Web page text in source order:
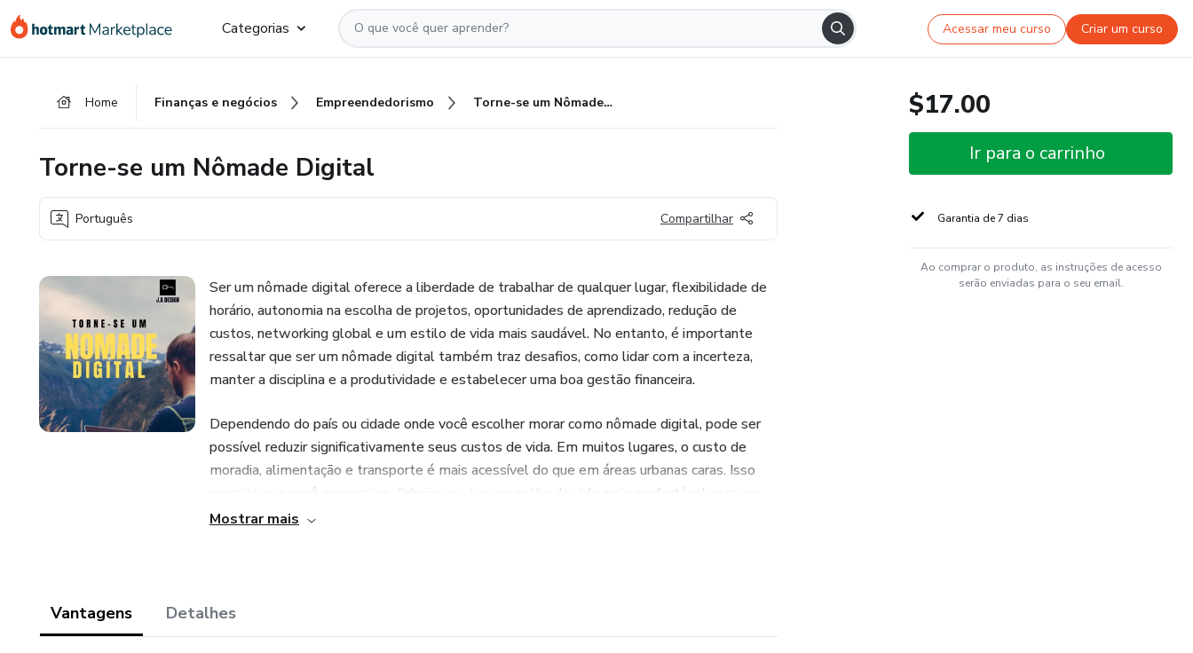
para
para
para
Categorias Acessar meu curso Criar um curso
Home Finanças e negócios Empreendedorismo Torne-se um Nômade Digital
Torne-se um Nômade Digital
Português Compartilhar
Ser um nômade digital oferece a liberdade de trabalhar de qualquer lugar, flexibilidade de
horário, autonomia na escolha de projetos, oportunidades de aprendizado, redução de
custos, networking global e um estilo de vida mais saudável. No entanto, é importante
ressaltar que ser um nômade digital também traz desafios, como lidar com a incerteza,
manter a disciplina e a produtividade e estabelecer uma boa gestão financeira.
Dependendo do país ou cidade onde você escolher morar como nômade digital, pode ser
possível reduzir significativamente seus custos de vida. Em muitos lugares, o custo de
moradia, alimentação e transporte é mais acessível do que em áreas urbanas caras. Isso
permite que você economize dinheiro ou viva um estilo de vida mais confortável com um
orçamento menor.
o que pode abrir portas para colaborações profissionais futuras, parcerias e oportunidades
Mostrar mais
Vantagens Detalhes
$17.00
Ir para o carrinho
Garantia de 7 dias
Ao comprar o produto, as instruções de acesso
serão enviadas para o seu email.